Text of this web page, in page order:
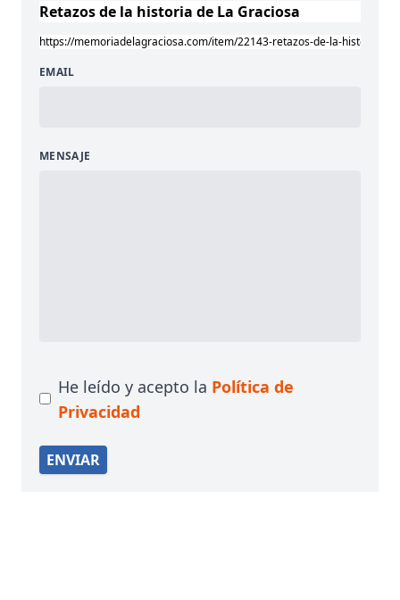
EMAIL
MENSAJE
He leído y acepto la Política de
Privacidad
ENVIAR